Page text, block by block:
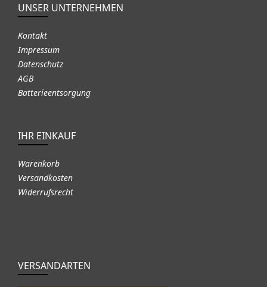
UNSER UNTERNEHMEN
Kontakt
Impressum
Datenschutz
AGB
Batterieentsorgung
IHR EINKAUF
Warenkorb
Versandkosten
Widerrufsrecht
VERSANDARTEN